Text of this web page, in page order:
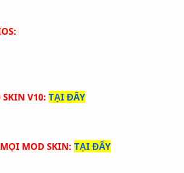
SKIN V10: TẠI ĐÂY
MOD SKIN: TẠI ĐÂY